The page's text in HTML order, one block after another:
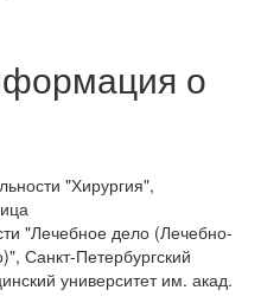
о
"Хирургия",
"Лечебное дело (Лечебно-
Санкт-Петербургский
университет им. акад.